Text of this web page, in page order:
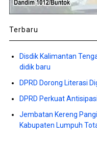
Terbaru
Disdik Kalimantan
didik baru
DPRD Dorong Literasi
DPRD Perkuat
Jembatan Kereng
Kabupaten Lumpuh